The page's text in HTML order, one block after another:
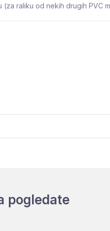
raliku od nekih drugih PVC
pogledate